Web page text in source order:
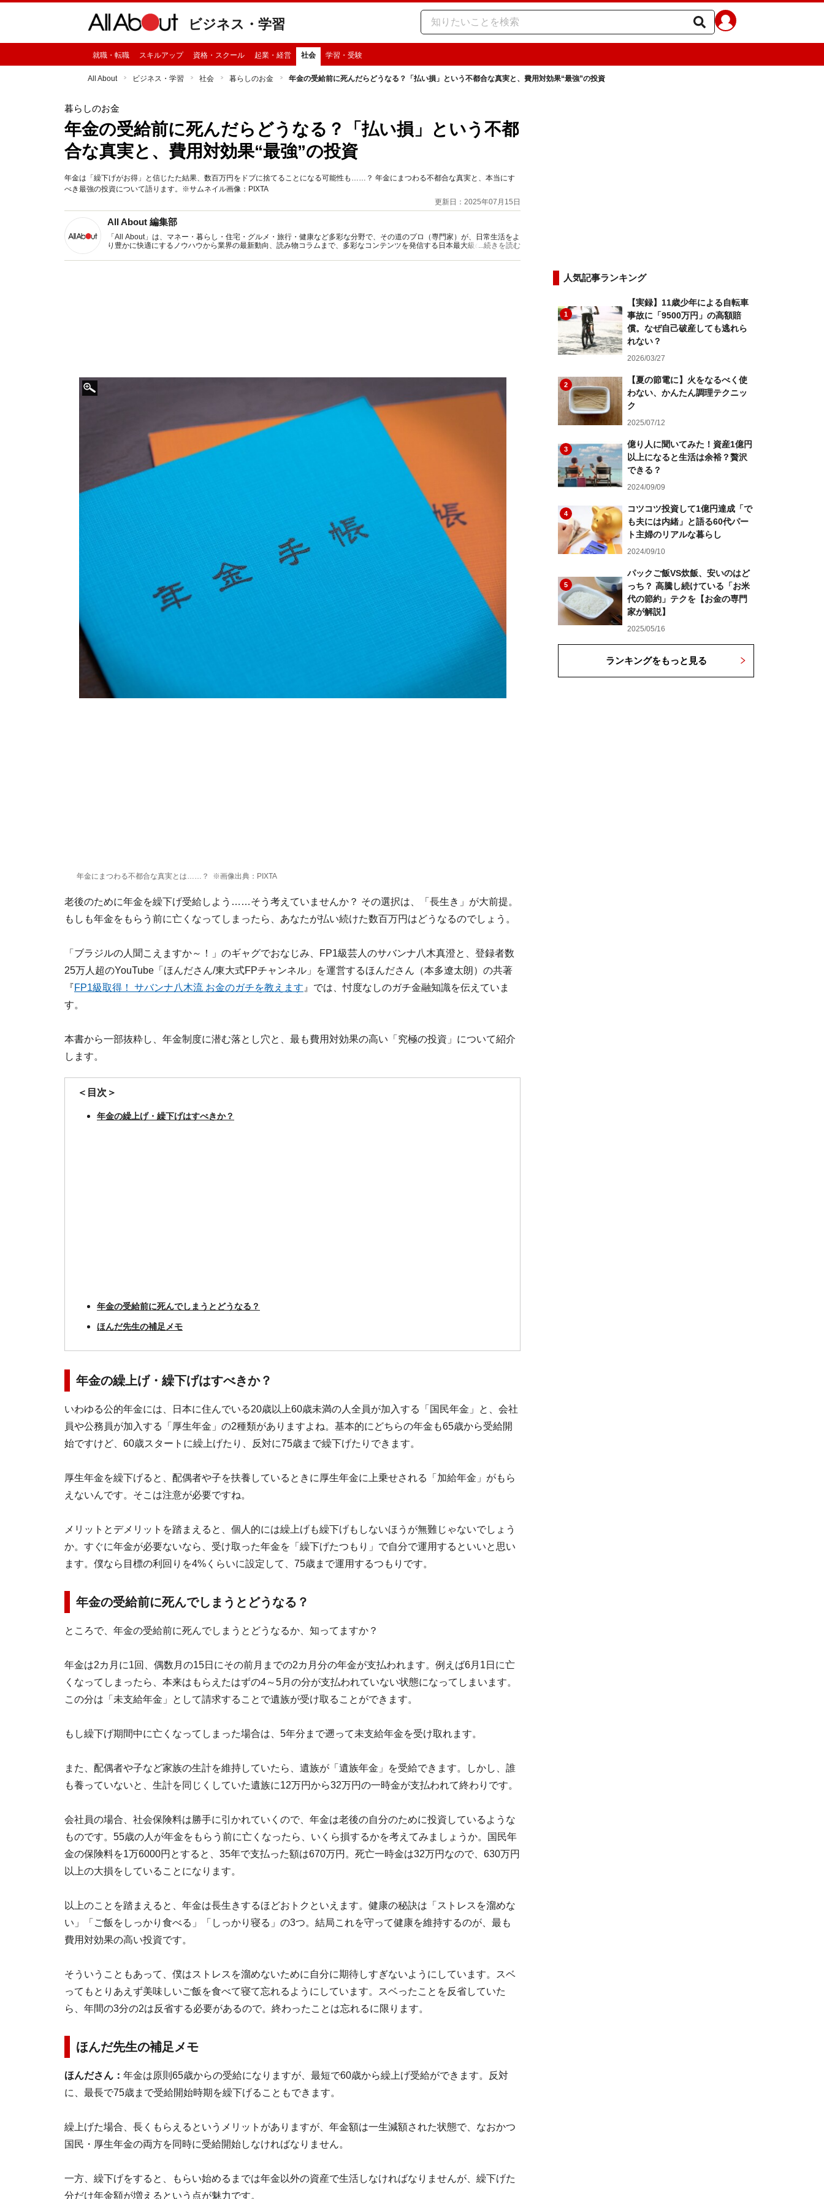
ビジネス・学習
就職・転職 スキルアップ 資格・スクール 起業・経営 社会 学習・受験
All About ビジネス・学習 社会 暮らしのお金 年金の受給前に死んだらどうなる？「払い損」という不都合な真実と、費用対効果“最強”の投資
暮らしのお金
年金の受給前に死んだらどうなる？「払い損」という不都
合な真実と、費用対効果“最強”の投資
年金は「繰下げがお得」と信じたた結果、数百万円をドブに捨てることになる可能性も……？ 年金にまつわる不都合な真実と、本当にす
べき最強の投資について語ります。※サムネイル画像：PIXTA
更新日：2025年07月15日
All About 編集部
「All About」は、マネー・暮らし・住宅・グルメ・旅行・健康など多彩な分野で、その道のプロ（専門家）が、日常生活をよ
り豊かに快適にするノウハウから業界の最新動向、読み物コラムまで、多彩なコンテンツを発信する日本最大級の総合情報サ
...続きを読む
年金にまつわる不都合な真実とは……？ ※画像出典：PIXTA
老後のために年金を繰下げ受給しよう……そう考えていませんか？ その選択は、「長生き」が大前提。
もしも年金をもらう前に亡くなってしまったら、あなたが払い続けた数百万円はどうなるのでしょう。
「ブラジルの人聞こえますか～！」のギャグでおなじみ、FP1級芸人のサバンナ八木真澄と、登録者数
25万人超のYouTube「ほんださん/東大式FPチャンネル」を運営するほんださん（本多遼太朗）の共著
『FP1級取得！ サバンナ八木流 お金のガチを教えます 』では、忖度なしのガチ金融知識を伝えていま
す。
本書から一部抜粋し、年金制度に潜む落とし穴と、最も費用対効果の高い「究極の投資」について紹介
します。
＜目次＞
年金の繰上げ・繰下げはすべきか？
年金の受給前に死んでしまうとどうなる？
ほんだ先生の補足メモ
年金の繰上げ・繰下げはすべきか？
いわゆる公的年金には、日本に住んでいる20歳以上60歳未満の人全員が加入する「国民年金」と、会社
員や公務員が加入する「厚生年金」の2種類がありますよね。基本的にどちらの年金も65歳から受給開
始ですけど、60歳スタートに繰上げたり、反対に75歳まで繰下げたりできます。
厚生年金を繰下げると、配偶者や子を扶養しているときに厚生年金に上乗せされる「加給年金」がもら
えないんです。そこは注意が必要ですね。
メリットとデメリットを踏まえると、個人的には繰上げも繰下げもしないほうが無難じゃないでしょう
か。すぐに年金が必要ないなら、受け取った年金を「繰下げたつもり」で自分で運用するといいと思い
ます。僕なら目標の利回りを4%くらいに設定して、75歳まで運用するつもりです。
年金の受給前に死んでしまうとどうなる？
ところで、年金の受給前に死んでしまうとどうなるか、知ってますか？
年金は2カ月に1回、偶数月の15日にその前月までの2カ月分の年金が支払われます。例えば6月1日に亡
くなってしまったら、本来はもらえたはずの4～5月の分が支払われていない状態になってしまいます。
この分は「未支給年金」として請求することで遺族が受け取ることができます。
もし繰下げ期間中に亡くなってしまった場合は、5年分まで遡って未支給年金を受け取れます。
また、配偶者や子など家族の生計を維持していたら、遺族が「遺族年金」を受給できます。しかし、誰
も養っていないと、生計を同じくしていた遺族に12万円から32万円の一時金が支払われて終わりです。
会社員の場合、社会保険料は勝手に引かれていくので、年金は老後の自分のために投資しているような
ものです。55歳の人が年金をもらう前に亡くなったら、いくら損するかを考えてみましょうか。国民年
金の保険料を1万6000円とすると、35年で支払った額は670万円。死亡一時金は32万円なので、630万円
以上の大損をしていることになります。
以上のことを踏まえると、年金は長生きするほどおトクといえます。健康の秘訣は「ストレスを溜めな
い」「ご飯をしっかり食べる」「しっかり寝る」の3つ。結局これを守って健康を維持するのが、最も
費用対効果の高い投資です。
そういうこともあって、僕はストレスを溜めないために自分に期待しすぎないようにしています。スベ
ってもとりあえず美味しいご飯を食べて寝て忘れるようにしています。スベったことを反省していた
ら、年間の3分の2は反省する必要があるので。終わったことは忘れるに限ります。
ほんだ先生の補足メモ
ほんださん： 年金は原則65歳からの受給になりますが、最短で60歳から繰上げ受給ができます。反対
に、最長で75歳まで受給開始時期を繰下げることもできます。
繰上げた場合、長くもらえるというメリットがありますが、年金額は一生減額された状態で、なおかつ
国民・厚生年金の両方を同時に受給開始しなければなりません。
一方、繰下げをすると、もらい始めるまでは年金以外の資産で生活しなければなりませんが、繰下げた
分だけ年金額が増えるという点が魅力です。
人気記事ランキング
1
【実録】11歳少年による自転車
事故に「9500万円」の高額賠
償。なぜ自己破産しても逃れら
れない？
2026/03/27
2
【夏の節電に】火をなるべく使
わない、かんたん調理テクニッ
ク
2025/07/12
3
億り人に聞いてみた！資産1億円
以上になると生活は余裕？贅沢
できる？
2024/09/09
4
コツコツ投資して1億円達成「で
も夫には内緒」と語る60代パー
ト主婦のリアルな暮らし
2024/09/10
5
パックご飯VS炊飯、安いのはど
っち？ 高騰し続けている「お米
代の節約」テクを【お金の専門
家が解説】
2025/05/16
ランキングをもっと見る